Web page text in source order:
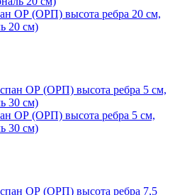
ОР (ОРП) высота ребра 20 см,
20 см)
ОР (ОРП) высота ребра 5 см,
30 см)